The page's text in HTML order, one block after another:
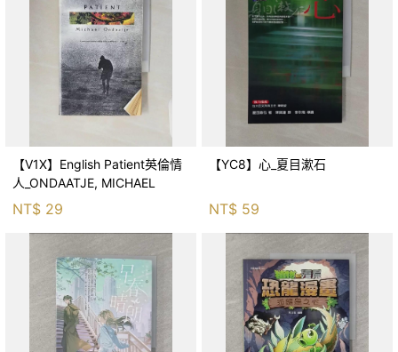
【V1X】English Patient英倫情
人_ONDAATJE, MICHAEL
NT$ 29
【YC8】心_夏目漱石
NT$ 59